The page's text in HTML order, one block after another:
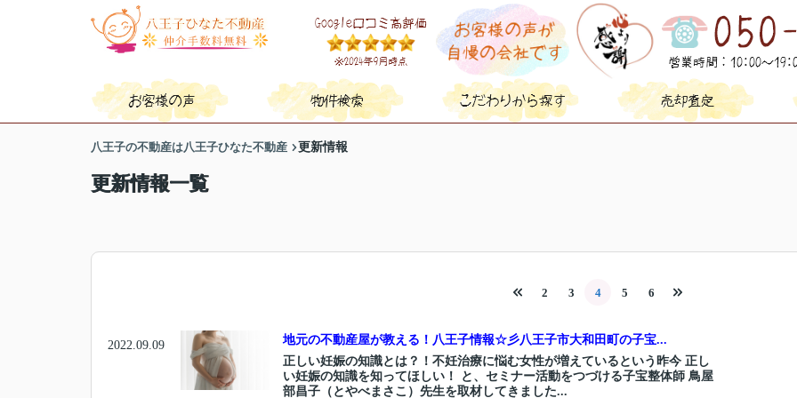
八王子の不動産は八王子ひなた不動産 更新情報
更新情報一覧
2 3 4 5 6
2022.09.09
地元の不動産屋が教える！八王子情報☆彡八王子市大和田町の子宝...
正しい妊娠の知識とは？！不妊治療に悩む女性が増えているという昨今 正し
い妊娠の知識を知ってほしい！ と、セミナー活動をつづける子宝整体師 鳥屋
部昌子（とやべまさこ）先生を取材してきました...